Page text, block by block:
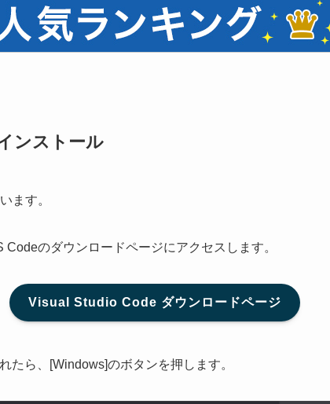
ンストール
ます。
のダウンロードページにアクセスします。
Visual Studio Code ダウンロードページ
たら、[Windows]のボタンを押します。